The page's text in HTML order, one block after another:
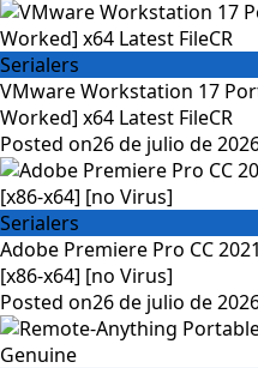
Serialers
VMware Workstation 17
Worked] x64 Latest FileCR
Posted on26 de julio de
Serialers
Adobe Premiere Pro CC
[x86-x64] [no Virus]
Posted on26 de julio de